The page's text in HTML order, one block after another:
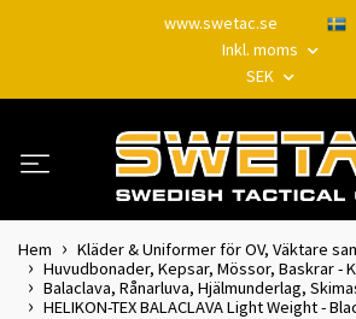
www.swetac.se
Inkl. moms
SEK
Hem
Kläder & Uniformer för OV, Väktare
Huvudbonader, Kepsar, Mössor, Baskrar -
Balaclava, Rånarluva, Hjälmunderlag,
HELIKON-TEX BALACLAVA Light Weight -